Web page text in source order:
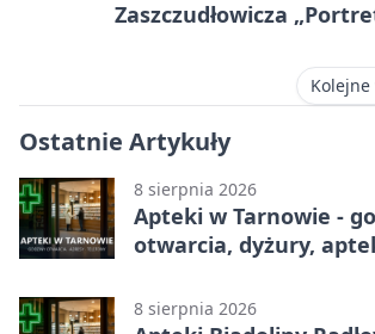
Zaszczudłowicza
Ostatnie Artykuły
8 sierpnia 2026
Apteki w Tarnowie -
otwarcia, dyżury,
8 sierpnia 2026